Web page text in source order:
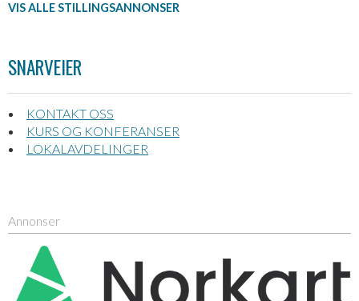
VIS ALLE STILLINGSANNONSER
SNARVEIER
KONTAKT OSS
KURS OG KONFERANSER
LOKALAVDELINGER
Annonser